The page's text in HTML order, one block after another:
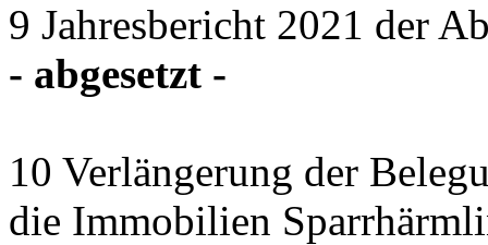
9 Jahresbericht 2021 der
- abgesetzt -
10 Verlängerung der
die Immobilien